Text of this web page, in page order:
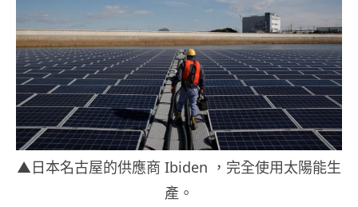
▲日本名古屋的供應商 Ibiden ，完全使用太陽能生
產。